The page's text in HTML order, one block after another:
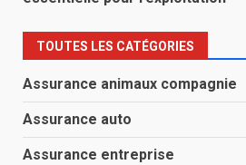
TOUTES LES CATÉGORIES
Assurance animaux compagnie
Assurance auto
Assurance entreprise